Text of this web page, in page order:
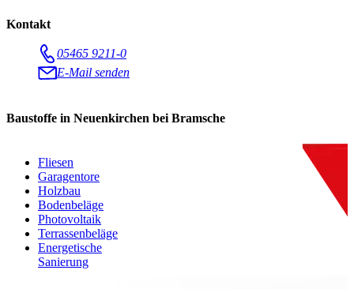
Kontakt
05465 9211-0
E-Mail senden
Baustoffe in Neuenkirchen bei Bramsche
Fliesen
Garagentore
Holzbau
Bodenbeläge
Photovoltaik
Terrassenbeläge
Energetische
Sanierung